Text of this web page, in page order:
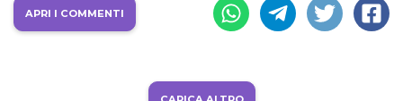
APRI I COMMENTI